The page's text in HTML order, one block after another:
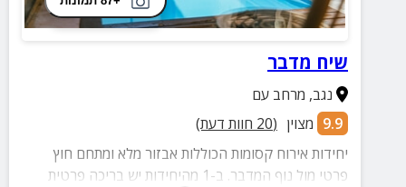
שיח מדבר
נגב, מרחב עם
9.9 מצוין (
20 חוות דעת)
יחידות אירוח קסומות הכוללות אבזור מלא ומתחם חוץ
פרטי מול נוף המדבר. ב-1 מהיחידות יש בריכה פרטית